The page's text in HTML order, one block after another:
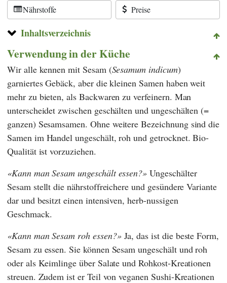
Nährstoffe
Preise
Inhaltsverzeichnis
Verwendung in der Küche
Wir alle kennen mit Sesam (Sesamum indicum)
garniertes Gebäck, aber die kleinen Samen haben weit
mehr zu bieten, als Backwaren zu verfeinern. Man
unterscheidet zwischen geschälten und ungeschälten (=
ganzen) Sesamsamen. Ohne weitere Bezeichnung sind die
Samen im Handel ungeschält, roh und getrocknet. Bio-
Qualität ist vorzuziehen.
Kann man Sesam ungeschält essen? Ungeschälter
Sesam stellt die nährstoffreichere und gesündere Variante
dar und besitzt einen intensiven, herb-nussigen
Geschmack.
Kann man Sesam roh essen? Ja, das ist die beste Form,
Sesam zu essen. Sie können Sesam ungeschält und roh
oder als Keimlinge über Salate und Rohkost-Kreationen
streuen. Zudem ist er Teil von veganen Sushi-Kreationen